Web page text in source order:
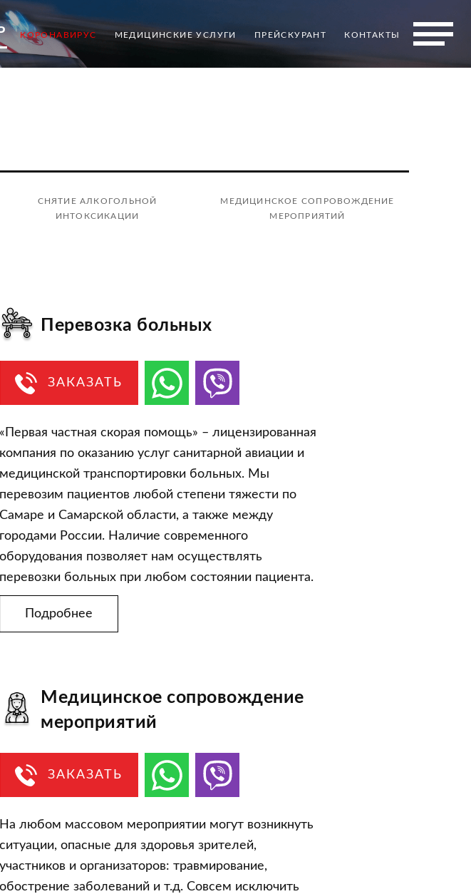
КОРОНАВИРУС МЕДИЦИНСКИЕ УСЛУГИ ПРЕЙСКУРАНТ КОНТАКТЫ
СНЯТИЕ АЛКОГОЛЬНОЙ
ИНТОКСИКАЦИИ
МЕДИЦИНСКОЕ СОПРОВОЖДЕНИЕ
МЕРОПРИЯТИЙ
Перевозка больных
ЗАКАЗАТЬ
«Первая частная скорая помощь» – лицензированная
компания по оказанию услуг санитарной авиации и
медицинской транспортировки больных. Мы
перевозим пациентов любой степени тяжести по
Самаре и Самарской области, а также между
городами России. Наличие современного
оборудования позволяет нам осуществлять
перевозки больных при любом состоянии пациента.
Подробнее
Медицинское сопровождение
мероприятий
ЗАКАЗАТЬ
На любом массовом мероприятии могут возникнуть
ситуации, опасные для здоровья зрителей,
участников и организаторов: травмирование,
обострение заболеваний и т.д. Совсем исключить